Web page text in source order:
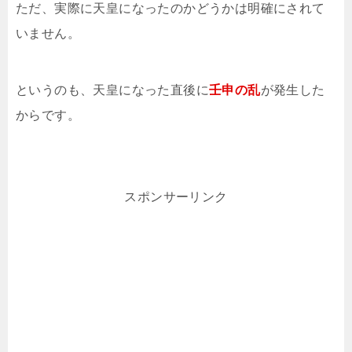
ただ、実際に天皇になったのかどうかは明確にされて
いません。
というのも、天皇になった直後に壬申の乱が発生した
からです。
スポンサーリンク